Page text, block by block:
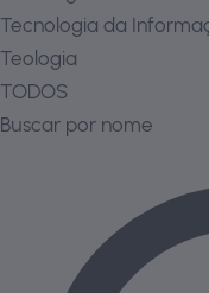
Tecnologia da
Teologia
TODOS
Buscar por nome